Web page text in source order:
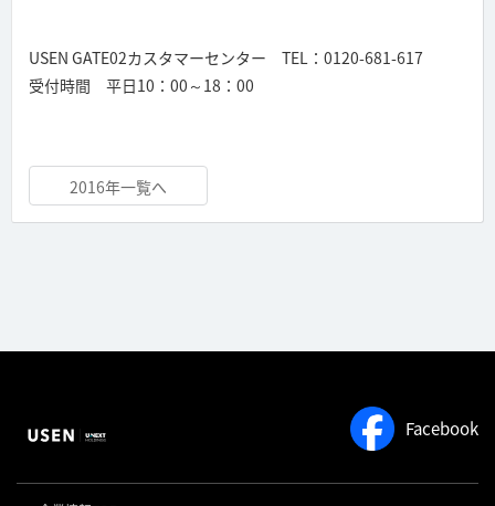
USEN GATE02カスタマーセンター TEL：0120-681-617
受付時間 平日10：00～18：00
2016年一覧へ
Facebook